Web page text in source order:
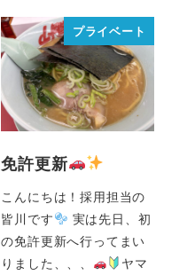
プライベート
免許更新
こんにちは！採用担当の
皆川です
実は先日、初
の免許更新へ行ってまい
りました、、、
ヤマ